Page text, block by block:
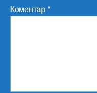
Коментар*